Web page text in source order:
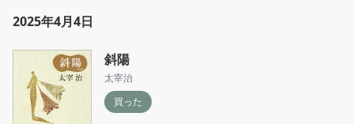
2025年4月4日
斜陽
太宰治
買った